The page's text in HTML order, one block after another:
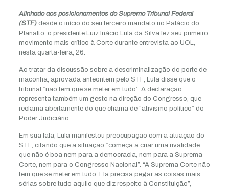
Alinhado aos posicionamentos do Supremo Tribunal Federal
(STF) desde o início do seu terceiro mandato no Palácio do
Planalto, o presidente Luiz Inácio Lula da Silva fez seu primeiro
movimento mais crítico à Corte durante entrevista ao UOL,
nesta quarta-feira, 26.
Ao tratar da discussão sobre a descriminalização do porte de
maconha, aprovada anteontem pelo STF, Lula disse que o
tribunal “não tem que se meter em tudo”. A declaração
representa também um gesto na direção do Congresso, que
reclama abertamente do que chama de “ativismo político” do
Poder Judiciário.
Em sua fala, Lula manifestou preocupação com a atuação do
STF, citando que a situação “começa a criar uma rivalidade
que não é boa nem para a democracia, nem para a Suprema
Corte, nem para o Congresso Nacional”. “A Suprema Corte não
tem que se meter em tudo. Ela precisa pegar as coisas mais
sérias sobre tudo aquilo que diz respeito à Constituição”,